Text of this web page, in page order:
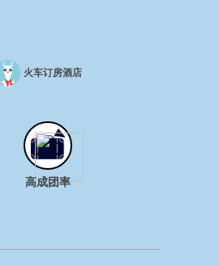
火车订房酒店
高成团率